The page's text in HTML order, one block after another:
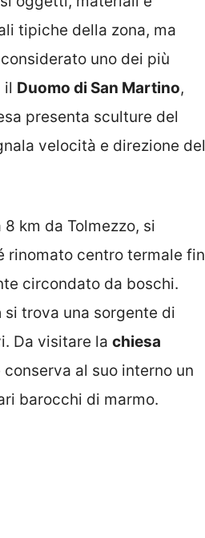
tipiche della zona, ma
uno dei più
il Duomo di San Martino,
presenta sculture del
velocità e direzione del
km da Tolmezzo, si
rinomato centro termale fin
circondato da boschi.
si trova una sorgente di
Da visitare la chiesa
al suo interno un
barocchi di marmo.